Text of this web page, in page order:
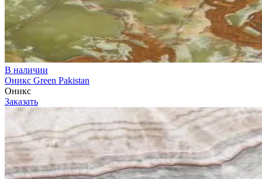
В наличии
Оникс Green Pakistan
Оникс
Заказать